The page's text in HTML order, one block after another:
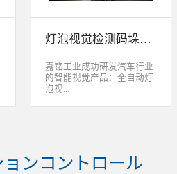
灯泡视觉检测码垛系统
嘉铭工业成功研发汽车行业
的智能视觉产品：全自动灯
泡视...
泡、裂纹、脏污、气线；灯
头上的顶锡缺失、顶丝外
ンコントロール